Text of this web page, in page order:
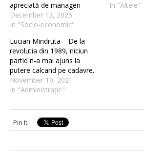
apreciată de manageri
December 12, 2025
In "Socio-economic"
In "Altele"
Lucian Mindruta – De la
revolutia din 1989, niciun
partid n-a mai ajuns la
putere calcand pe cadavre.
November 10, 2021
In "Administrație"
Pin It